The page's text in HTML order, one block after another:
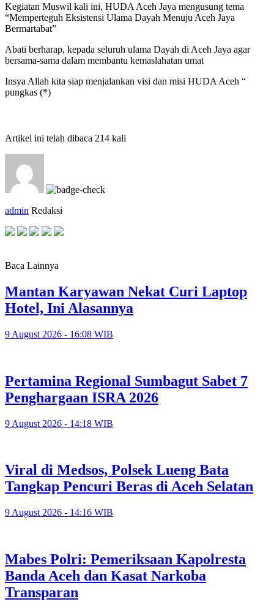
Kegiatan Muswil kali ini, HUDA Aceh Jaya mengusung tema
“Memperteguh Eksistensi Ulama Dayah Menuju Aceh Jaya
Bermartabat”
Abati berharap, kepada seluruh ulama Dayah di Aceh Jaya agar
bersama-sama dalam membantu kemaslahatan umat
Insya Allah kita siap menjalankan visi dan misi HUDA Aceh “
pungkas (*)
Artikel ini telah dibaca 214 kali
admin Redaksi
Baca Lainnya
Mantan Karyawan Nekat Curi Laptop
Hotel, Ini Alasannya
9 August 2026 - 16:08 WIB
Pertamina Regional Sumbagut Sabet 7
Penghargaan ISRA 2026
9 August 2026 - 14:18 WIB
Viral di Medsos, Polsek Lueng Bata
Tangkap Pencuri Beras di Aceh Selatan
9 August 2026 - 14:16 WIB
Mabes Polri: Pemeriksaan Kapolresta
Banda Aceh dan Kasat Narkoba
Transparan